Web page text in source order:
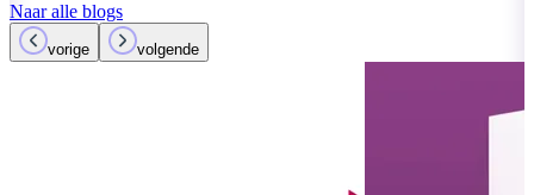
Naar alle blogs
vorige volgende